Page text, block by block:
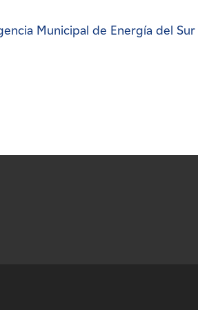
Municipal de Energía del